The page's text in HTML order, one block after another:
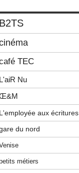
TEC
Nu
aux écritures
du nord
métiers